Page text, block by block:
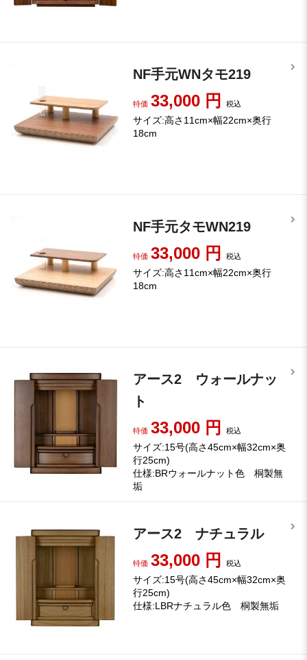
NF手元WNタモ219
特価 33,000 円税込
サイズ:高さ11cm×幅22cm×奥行
18cm
NF手元タモWN219
特価 33,000 円税込
サイズ:高さ11cm×幅22cm×奥行
18cm
アース2 ウォールナッ
ト
特価 33,000 円税込
サイズ:15号(高さ45cm×幅32cm×奥
行25cm)
仕様:BRウォールナット色 桐製無
垢
アース2 ナチュラル
特価 33,000 円税込
サイズ:15号(高さ45cm×幅32cm×奥
行25cm)
仕様:LBRナチュラル色 桐製無垢